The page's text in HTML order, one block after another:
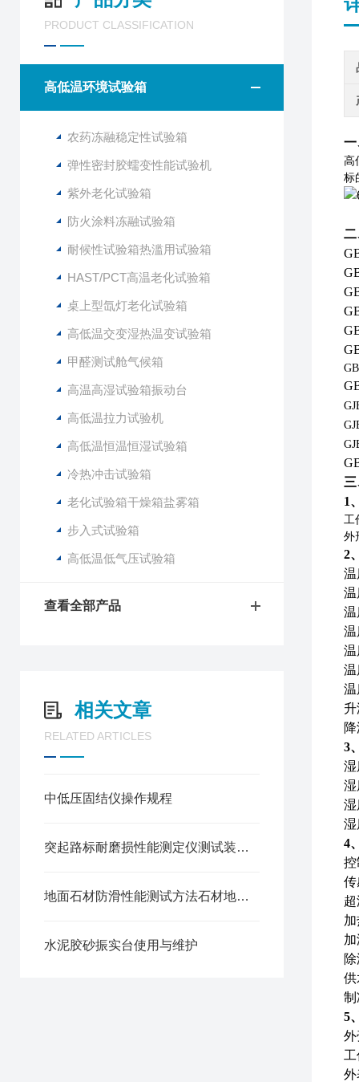
PRODUCT CLASSIFICATION
高低温环境试验箱
农药冻融稳定性试验箱
弹性密封胶蠕变性能试验机
紫外老化试验箱
防火涂料冻融试验箱
耐候性试验箱热滥用试验箱
HAST/PCT高温老化试验箱
桌上型氙灯老化试验箱
高低温交变湿热温变试验箱
甲醛测试舱气候箱
高温高湿试验箱振动台
高低温拉力试验机
高低温恒温恒湿试验箱
冷热冲击试验箱
老化试验箱干燥箱盐雾箱
步入式试验箱
高低温低气压试验箱
查看全部产品
相关文章
RELATED ARTICLES
中低压固结仪操作规程
突起路标耐磨损性能测定仪测试装置构成与试验步骤
地面石材防滑性能测试方法石材地面防滑性能测定仪
水泥胶砂振实台使用与维护
一
高
标
二
1
工
外
2
3
湿
湿
湿
湿
4
控
传
供
制
5
外
外